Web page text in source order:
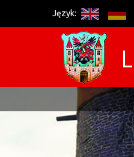
Język: